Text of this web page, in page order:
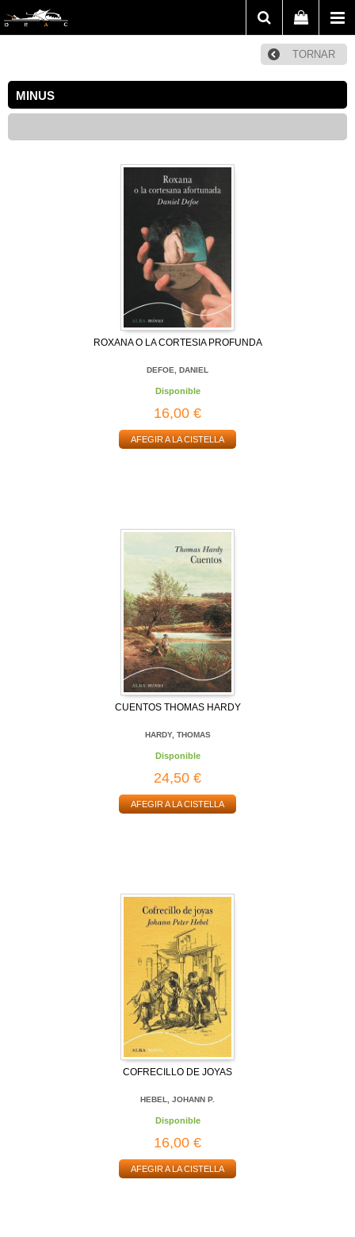
TORNAR
MINUS
ROXANA O LA CORTESIA PROFUNDA
DEFOE, DANIEL
Disponible
16,00 €
AFEGIR A LA CISTELLA
CUENTOS THOMAS HARDY
HARDY, THOMAS
Disponible
24,50 €
AFEGIR A LA CISTELLA
COFRECILLO DE JOYAS
HEBEL, JOHANN P.
Disponible
16,00 €
AFEGIR A LA CISTELLA